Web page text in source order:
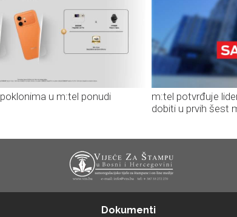
u m:tel ponudi
m:tel potvrđuje
dobiti u prvih šest
Dokumenti